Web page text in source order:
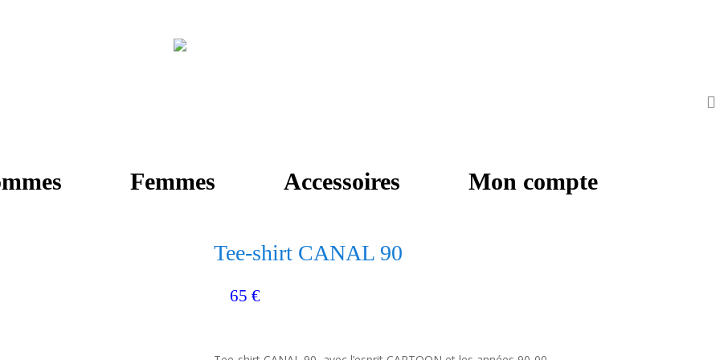
Femmes Accessoires Mon compte
Tee-shirt CANAL 90
65€